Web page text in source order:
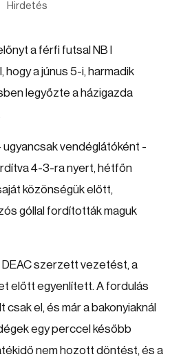
Hirdetés
a férfi futsal NB I
a júnus 5-i, harmadik
legyőzte a házigazda
ugyancsak vendéglátóként -
4-3-ra nyert, hétfőn
közönségük előtt,
góllal fordították maguk
DEAC szerzett vezetést, a
előtt egyenlített. A fordulás
el, és már a bakonyiaknál
egy perccel később
nem hozott döntést, és a